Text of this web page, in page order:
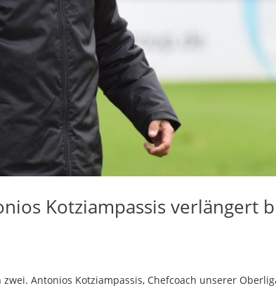
Kotziampassis verlängert
Antonios Kotziampassis, Chefcoach unserer